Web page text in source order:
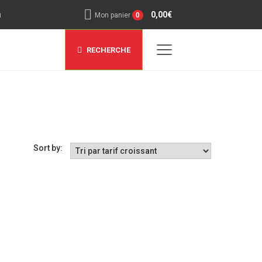
Mon panier 0 0,00€
RECHERCHE
Sort by: